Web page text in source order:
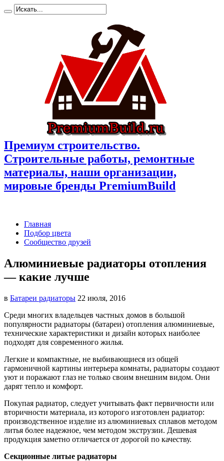
Премиум cтроительство.
Cтроительные работы, ремонтные
материалы, наши организации,
мировые бренды PremiumBuild
Главная
Подбор цвета
Сообщество друзей
Алюминиевые радиаторы отопления
— какие лучше
в Батареи радиаторы‎ 22 июля, 2016
Среди многих владельцев частных домов в большой
популярности радиаторы (батареи) отопления алюминиевые,
технические характеристики и дизайн которых наиболее
подходят для современного жилья.
Легкие и компактные, не выбивающиеся из общей
гармоничной картины интерьера комнаты, радиаторы создают
уют и поражают глаз не только своим внешним видом. Они
дарят тепло и комфорт.
Покупая радиатор, следует учитывать факт первичности или
вторичности материала, из которого изготовлен радиатор:
производственное изделие из алюминиевых сплавов методом
литья более надежное, чем методом экструзии. Дешевая
продукция заметно отличается от дорогой по качеству.
Секционные литые радиаторы